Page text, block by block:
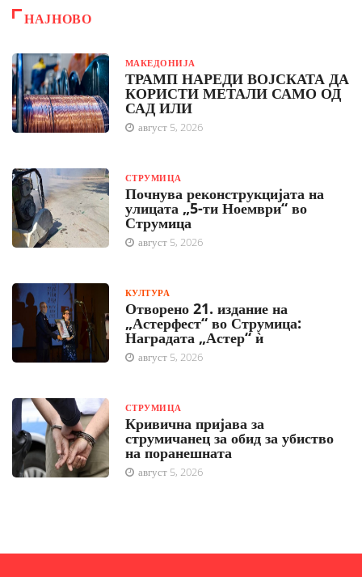
НАЈНОВО
МАКЕДОНИЈА
ТРАМП НАРЕДИ ВОЈСКАТА ДА
КОРИСТИ МЕТАЛИ САМО ОД
САД ИЛИ
август 5, 2026
СТРУМИЦА
Почнува реконструкцијата на
улицата „5-ти Ноември“ во
Струмица
август 5, 2026
КУЛТУРА
Отворено 21. издание на
„Астерфест“ во Струмица:
Наградата „Астер“ ѝ
август 5, 2026
СТРУМИЦА
Кривична пријава за
струмичанец за обид за убиство
на поранешната
август 5, 2026